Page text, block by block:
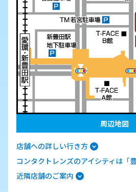
周辺地図
店舗への詳しい行き方
コンタクトレンズのアイシティは「
近隣店舗のご案内